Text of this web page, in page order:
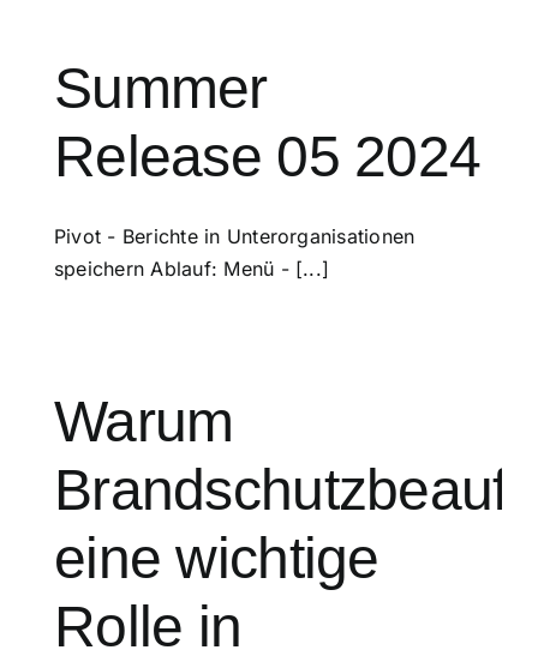
Summer
Release 05 2024
Pivot - Berichte in Unterorganisationen
speichern Ablauf: Menü - [...]
Warum
eine wichtige
Rolle in